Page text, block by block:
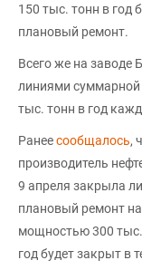
150 тыс. тонн в год
плановый ремонт.
Всего же на заводе
линиями
тыс. тонн в год
Ранеесообщалось,
производитель
9 апреля закрыла
плановый ремонт
мощностью 300 тыс.
год будет закрыт в